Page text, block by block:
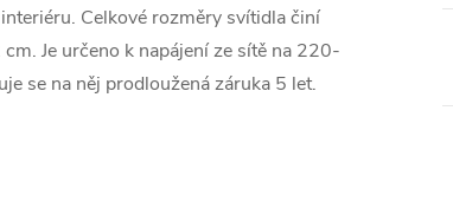
Celkové rozměry svítidla činí
Je určeno k napájení ze sítě na 220-
se na něj prodloužená záruka 5 let.